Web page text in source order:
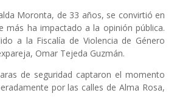
Moronta, de 33 años, se convirtió en
más ha impactado a la opinión pública.
a la Fiscalía de Violencia de Género
Omar Tejeda Guzmán.
de seguridad captaron el momento
por las calles de Alma Rosa,